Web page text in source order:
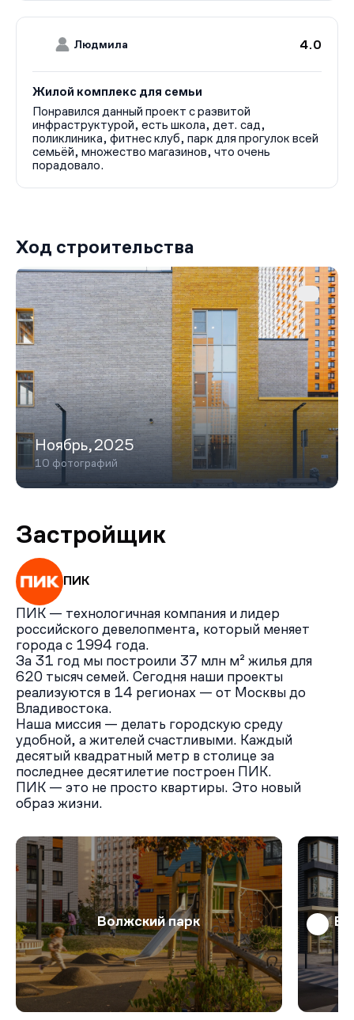
Людмила 4.0
Жилой комплекс для семьи
Понравился данный проект с развитой
инфраструктурой, есть школа, дет. сад,
поликлиника, фитнес клуб, парк для прогулок всей
семьёй, множество магазинов, что очень
порадовало.
Ход строительства
Ноябрь,2025
10 фотографий
Застройщик
ПИК
ПИК — технологичная компания и лидер
российского девелопмента, который меняет
города с 1994 года.
За 31 год мы построили 37 млн м² жилья для
620 тысяч семей. Сегодня наши проекты
реализуются в 14 регионах — от Москвы до
Владивостока.
Наша миссия — делать городскую среду
удобной, а жителей счастливыми. Каждый
десятый квадратный метр в столице за
последнее десятилетие построен ПИК.
ПИК — это не просто квартиры. Это новый
образ жизни.
Волжский парк